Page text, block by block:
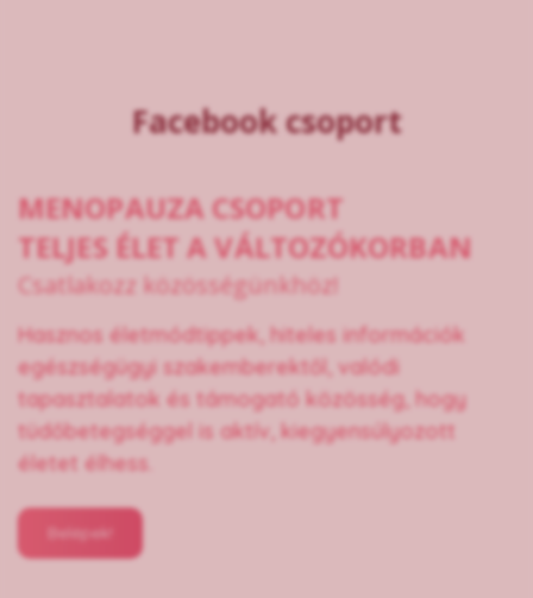
Facebook csoport
MENOPAUZA CSOPORT
TELJES ÉLET A VÁLTOZÓKORBAN
Csatlakozz közösségünkhöz!
Hasznos életmódtippek, hiteles információk
egészségügyi szakemberektől, valódi
tapasztalatok és támogató közösség, hogy
tüdőbetegséggel is aktív, kiegyensúlyozott
életet élhess.
Belépek!